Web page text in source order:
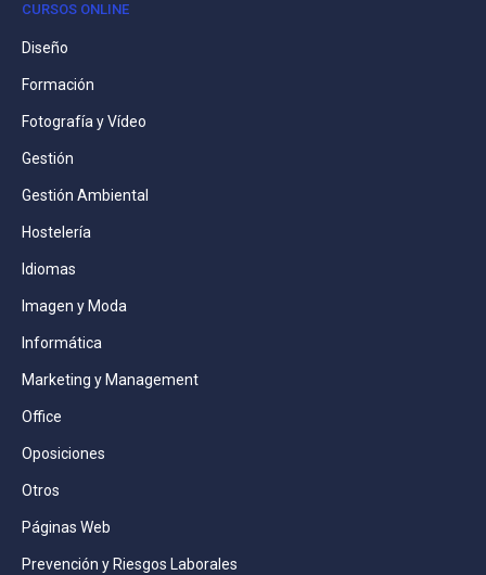
CURSOS ONLINE
Diseño
Formación
Fotografía y Vídeo
Gestión
Gestión Ambiental
Hostelería
Idiomas
Imagen y Moda
Informática
Marketing y Management
Office
Oposiciones
Otros
Páginas Web
Prevención y Riesgos Laborales